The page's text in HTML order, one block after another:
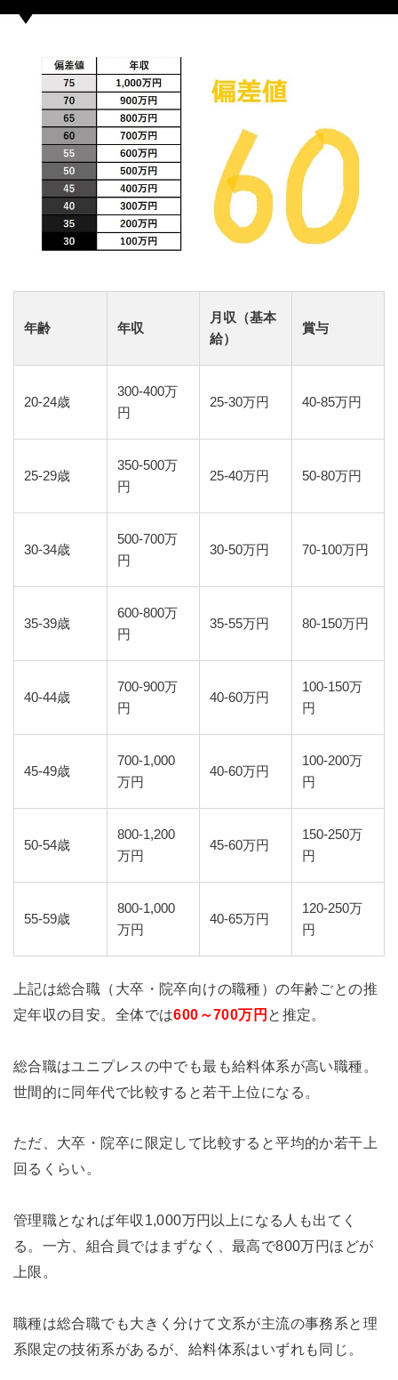
年齢 年収
月収（基本
給）
賞与
20-24歳
300-400万
円
25-30万円 40-85万円
25-29歳
350-500万
円
25-40万円 50-80万円
30-34歳
500-700万
円
30-50万円 70-100万円
35-39歳
600-800万
円
35-55万円 80-150万円
40-44歳
700-900万
円
40-60万円
100-150万
円
45-49歳
700-1,000
万円
40-60万円
100-200万
円
50-54歳
800-1,200
万円
45-60万円
150-250万
円
55-59歳
800-1,000
万円
40-65万円
120-250万
円
上記は総合職（大卒・院卒向けの職種）の年齢ごとの推
定年収の目安。全体では600～700万円 と推定。
総合職はユニプレスの中でも最も給料体系が高い職種。
世間的に同年代で比較すると若干上位になる。
ただ、大卒・院卒に限定して比較すると平均的か若干上
回るくらい。
管理職となれば年収1,000万円以上になる人も出てく
る。一方、組合員ではまずなく、最高で800万円ほどが
上限。
職種は総合職でも大きく分けて文系が主流の事務系と理
系限定の技術系があるが、給料体系はいずれも同じ。